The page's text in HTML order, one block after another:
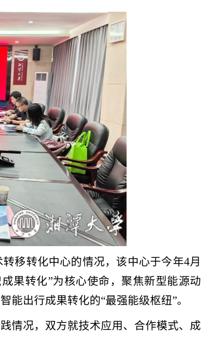
移转化中心的情况，该中心于今年4月
果转化”为核心使命，聚焦新型能源动
出行成果转化的“最强能级枢纽”。
情况，双方就技术应用、合作模式、成